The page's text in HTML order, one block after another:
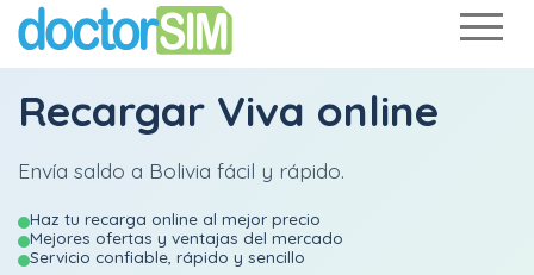
Recargar Viva online
Envía saldo a Bolivia fácil y rápido.
Haz tu recarga online al mejor precio
Mejores ofertas y ventajas del mercado
Servicio confiable, rápido y sencillo